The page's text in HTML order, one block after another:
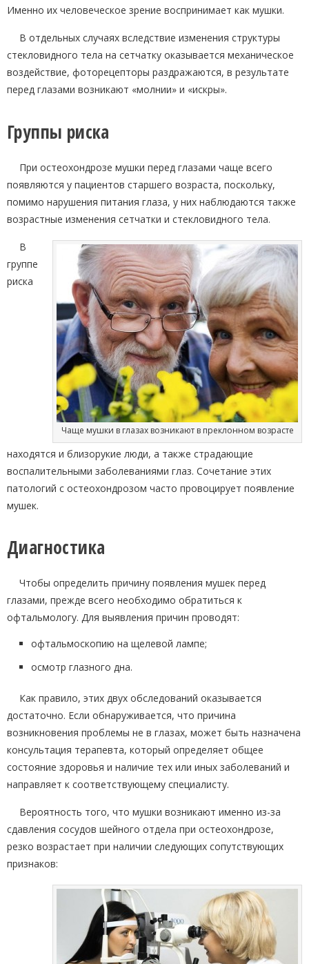
Именно их человеческое зрение воспринимает как мушки.
В отдельных случаях вследствие изменения структуры
стекловидного тела на сетчатку оказывается механическое
воздействие, фоторецепторы раздражаются, в результате
перед глазами возникают «молнии» и «искры».
Группы риска
При остеохондрозе мушки перед глазами чаще всего
появляются у пациентов старшего возраста, поскольку,
помимо нарушения питания глаза, у них наблюдаются также
возрастные изменения сетчатки и стекловидного тела.
Чаще мушки в глазах возникают в преклонном возрасте
В
группе
риска
находятся и близорукие люди, а также страдающие
воспалительными заболеваниями глаз. Сочетание этих
патологий с остеохондрозом часто провоцирует появление
мушек.
Диагностика
Чтобы определить причину появления мушек перед
глазами, прежде всего необходимо обратиться к
офтальмологу. Для выявления причин проводят:
офтальмоскопию на щелевой лампе;
осмотр глазного дна.
Как правило, этих двух обследований оказывается
достаточно. Если обнаруживается, что причина
возникновения проблемы не в глазах, может быть назначена
консультация терапевта, который определяет общее
состояние здоровья и наличие тех или иных заболеваний и
направляет к соответствующему специалисту.
Вероятность того, что мушки возникают именно из-за
сдавления сосудов шейного отдела при остеохондрозе,
резко возрастает при наличии следующих сопутствующих
признаков: